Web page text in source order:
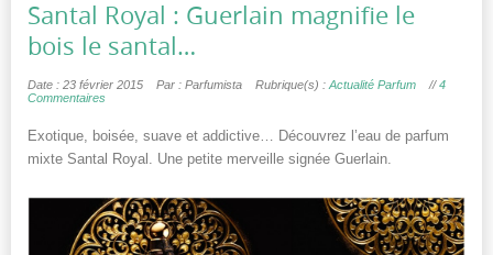
Santal Royal : Guerlain magnifie le
bois le santal…
Date : 23 février 2015 Par : Parfumista Rubrique(s) :Actualité Parfum //4
Commentaires
Exotique, boisée, suave et addictive… Découvrez l’eau de parfum
mixte Santal Royal. Une petite merveille signée Guerlain.